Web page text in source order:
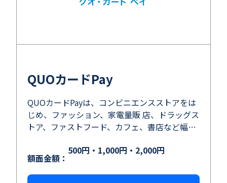
QUOカードPay
QUOカードPayは、コンビニエンスストアをは
じめ、ファッション、家電量販 店、ドラッグス
トア、ファストフード、カフェ、書店など幅広
額面金額：
500円・1,000円・2,000円